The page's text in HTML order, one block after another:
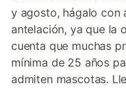
y agosto, hágalo con
antelación, ya que la
cuenta que muchas
mínima de 25 años
admiten mascotas.